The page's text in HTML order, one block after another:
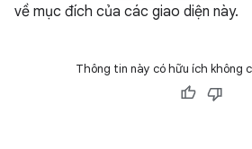
về mục đích của các giao diện này.
Thông tin này có hữu ích không